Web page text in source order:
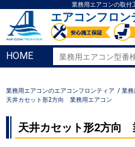
業務用エアコンの取付
エアコンフロン
HOME
業務用エアコンのエアコンフロンティア
業
天井カセット形2方向 業務用エアコン
天井カセット形2方向